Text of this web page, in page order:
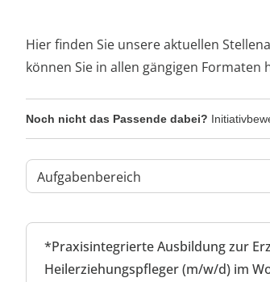
Hier finden Sie unsere aktuellen
können Sie in allen gängigen Formaten
Noch nicht das Passende dabei?
Aufgabenbereich
*Praxisintegrierte Ausbildung zur
Heilerziehungspfleger (m/w/d) im